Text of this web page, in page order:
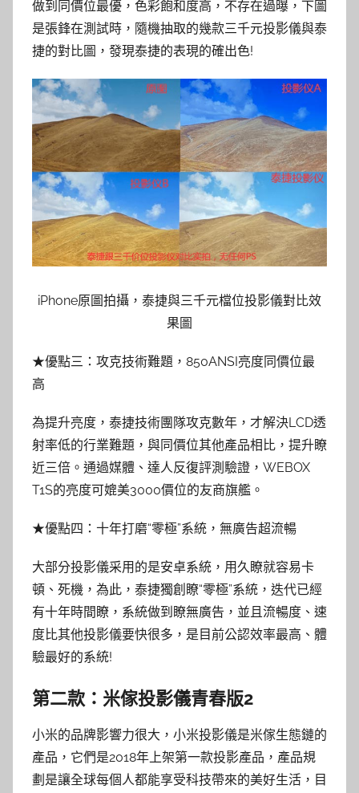
做到同價位最優，色彩飽和度高，不存在過曝，下圖
是張鋒在測試時，隨機抽取的幾款三千元投影儀與泰
捷的對比圖，發現泰捷的表現的確出色!
iPhone原圖拍攝，泰捷與三千元檔位投影儀對比效
果圖
★優點三：攻克技術難題，850ANSI亮度同價位最
高
為提升亮度，泰捷技術團隊攻克數年，才解決LCD透
射率低的行業難題，與同價位其他產品相比，提升瞭
近三倍。通過媒體、達人反復評測驗證，WEBOX
T1S的亮度可媲美3000價位的友商旗艦。
★優點四：十年打磨“零極”系統，無廣告超流暢
大部分投影儀采用的是安卓系統，用久瞭就容易卡
頓、死機，為此，泰捷獨創瞭“零極”系統，迭代已經
有十年時間瞭，系統做到瞭無廣告，並且流暢度、速
度比其他投影儀要快很多，是目前公認效率最高、體
驗最好的系統!
第二款：米傢投影儀青春版2
小米的品牌影響力很大，小米投影儀是米傢生態鏈的
產品，它們是2018年上架第一款投影產品，產品規
劃是讓全球每個人都能享受科技帶來的美好生活，目